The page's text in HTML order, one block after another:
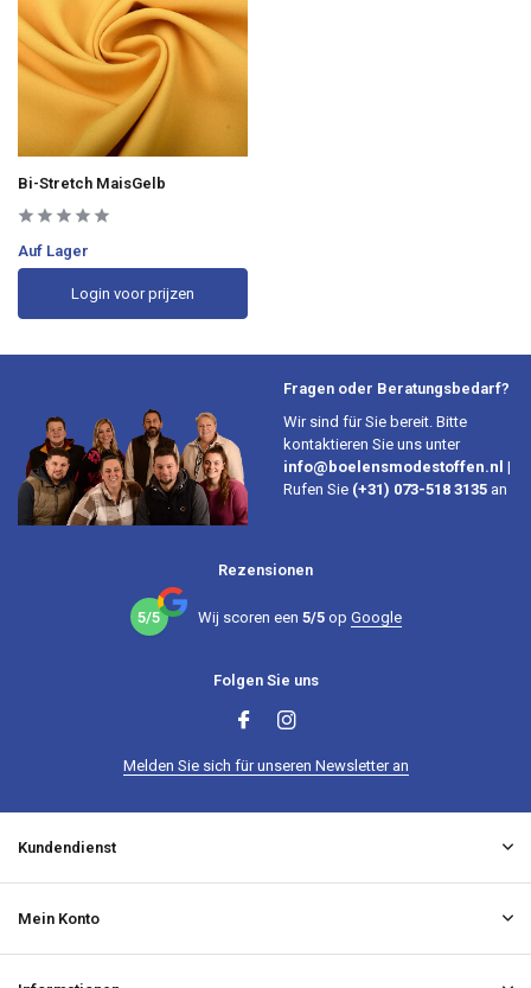
Bi-Stretch MaisGelb
Auf Lager
Login voor prijzen
Fragen oder Beratungsbedarf?
Wir sind für Sie bereit. Bitte
kontaktieren Sie uns unter
info@boelensmodestoffen.nl |
Rufen Sie (+31) 073-518 3135 an
Rezensionen
5/5 Wij scoren een 5/5op Google
Folgen Sie uns
Melden Sie sich für unseren Newsletter an
Kundendienst
Mein Konto